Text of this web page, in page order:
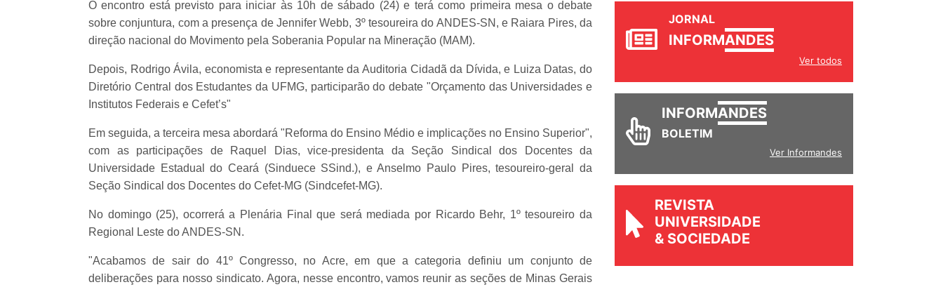
O encontro está previsto para iniciar às 10h de sábado (24) e terá como primeira mesa o debate
sobre conjuntura, com a presença de Jennifer Webb, 3º tesoureira do ANDES-SN, e Raiara Pires, da
direção nacional do Movimento pela Soberania Popular na Mineração (MAM).
Depois, Rodrigo Ávila, economista e representante da Auditoria Cidadã da Dívida, e Luiza Datas, do
Diretório Central dos Estudantes da UFMG, participarão do debate "Orçamento das Universidades e
Institutos Federais e Cefet’s"
Em seguida, a terceira mesa abordará "Reforma do Ensino Médio e implicações no Ensino Superior",
com as participações de Raquel Dias, vice-presidenta da Seção Sindical dos Docentes da
Universidade Estadual do Ceará (Sinduece SSind.), e Anselmo Paulo Pires, tesoureiro-geral da
Seção Sindical dos Docentes do Cefet-MG (Sindcefet-MG).
No domingo (25), ocorrerá a Plenária Final que será mediada por Ricardo Behr, 1º tesoureiro da
Regional Leste do ANDES-SN.
"Acabamos de sair do 41º Congresso, no Acre, em que a categoria definiu um conjunto de
deliberações para nosso sindicato. Agora, nesse encontro, vamos reunir as seções de Minas Gerais
JORNAL
INFORMANDES
Ver todos
INFORMANDES
BOLETIM
Ver Informandes
REVISTA
UNIVERSIDADE
& SOCIEDADE